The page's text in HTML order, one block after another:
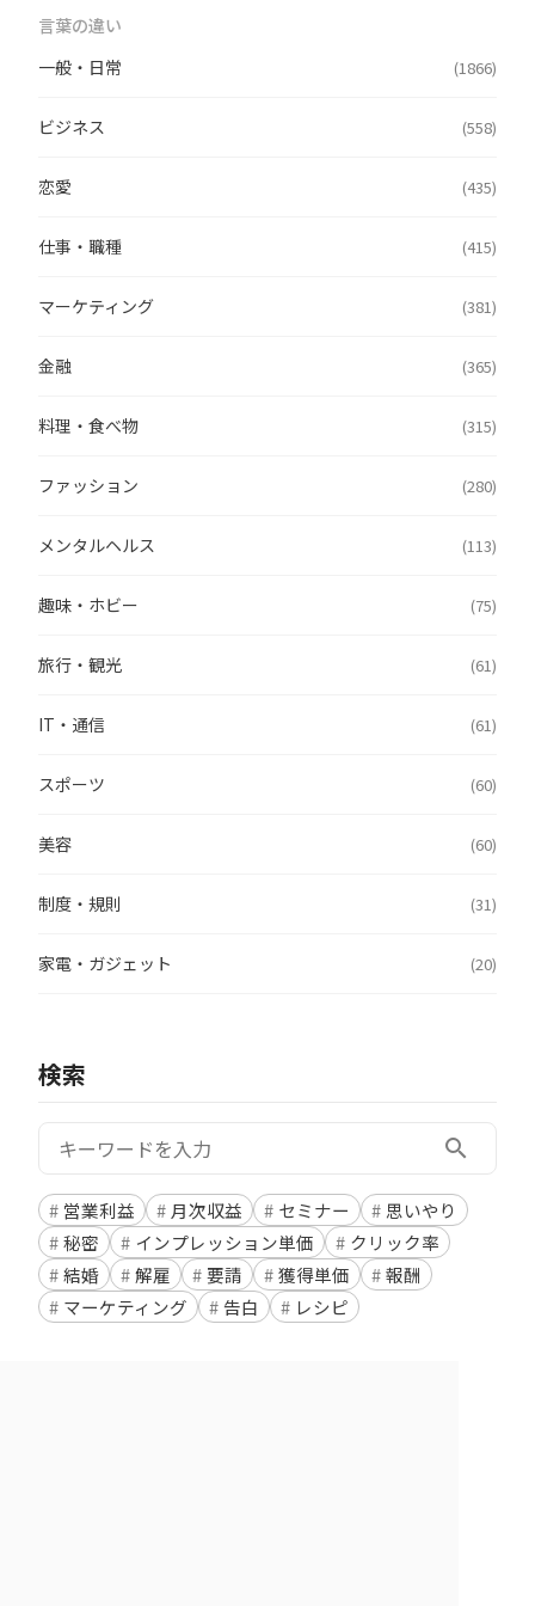
言葉の違い
一般・日常
(1866)
ビジネス (558)
恋愛 (435)
仕事・職種 (415)
マーケティング (381)
金融 (365)
料理・食べ物 (315)
ファッション (280)
メンタルヘルス (113)
趣味・ホビー (75)
旅行・観光 (61)
IT・通信 (61)
スポーツ (60)
美容 (60)
制度・規則 (31)
家電・ガジェット (20)
検索
検索: search
営業利益 月次収益 セミナー
思いやり
秘密
インプレッション単価
クリック率
結婚
解雇 要請 獲得単価
報酬
マーケティング
告白 レシピ